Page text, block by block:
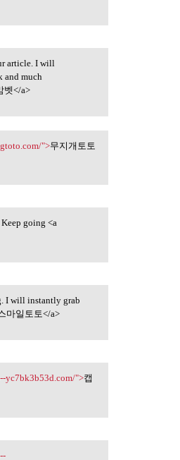
article. I will
and much
벳</a>
">무지개토토
going <a
I will instantly grab
마일토토</a>
yc7bk3b53d.com/">캡